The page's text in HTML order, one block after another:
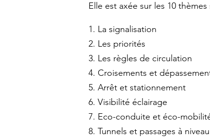
Elle est axée sur les 10 thèmes
1. La signalisation
2. Les priorités
3. Les règles de circulation
4. Croisements et
5. Arrêt et stationnement
6. Visibilité éclairage
7. Eco-conduite et éco-
8. Tunnels et passages à niveau